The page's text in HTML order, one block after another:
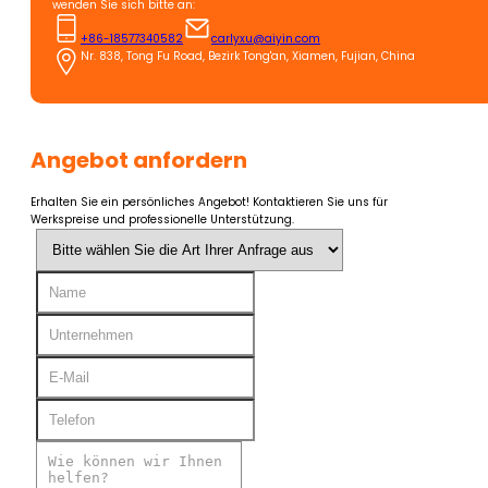
wenden Sie sich bitte an:
+86-18577340582
carlyxu@aiyin.com
Nr. 838, Tong Fu Road, Bezirk Tong'an, Xiamen, Fujian, China
Angebot anfordern
Erhalten Sie ein persönliches Angebot! Kontaktieren Sie uns für
Werkspreise und professionelle Unterstützung.